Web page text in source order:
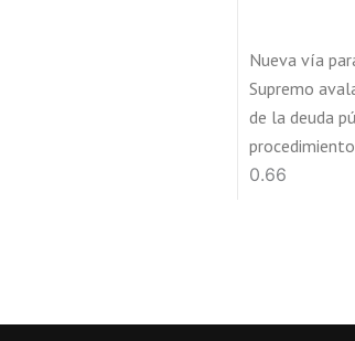
Nueva vía
Supremo
de la deuda